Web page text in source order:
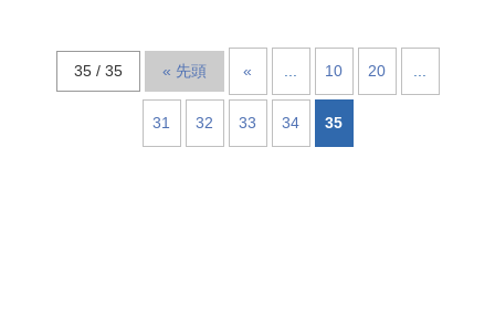
35 / 35 « 先頭 « 10 20
31 32 33 34 35